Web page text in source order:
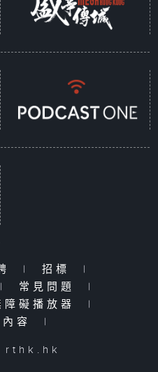
| 招標
|
| 常見問題
|
障礙播放器
|
內容
|